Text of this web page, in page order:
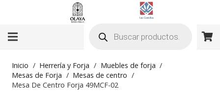
productos
Inicio / Herrería y Forja / Muebles de forja /
Mesas de Forja / Mesas de centro /
Mesa De Centro Forja 49MCF-02